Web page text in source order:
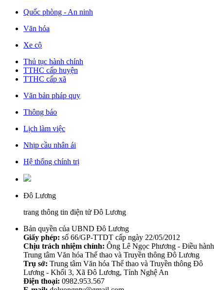
Quốc phòng - An ninh
Văn hóa
Xe cộ
Thủ tục hành chính
TTHC cấp huyện
TTHC cấp xã
Văn bản pháp quy
Thông báo
Lịch làm việc
Nhịp cầu nhân ái
Hệ thống chính trị
Đô Lương
trang thông tin điện tử Đô Lương
Bản quyền của UBND Đô Lương
Giấy phép: số 66/GP-TTDT cấp ngày 22/05/2012
Chịu trách nhiệm chính: Ông Lê Ngọc Phương - Điều hành
Trung tâm Văn hóa Thể thao và Truyền thông Đô Lương
Trụ sở: Trung tâm Văn hóa Thể thao và Truyền thông Đô
Lương - Khối 3, Xã Đô Lương, Tỉnh Nghệ An
Điện thoại: 0982.953.567